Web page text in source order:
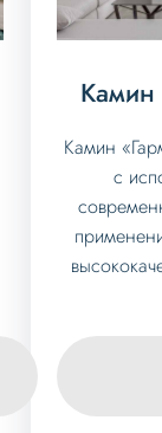
Камин
Камин
с